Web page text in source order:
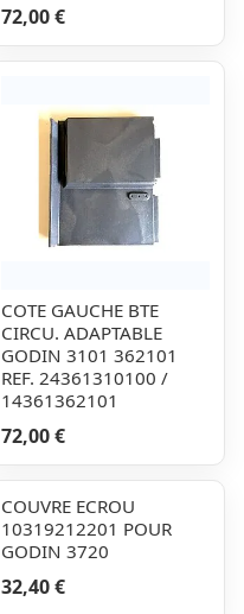
72,00 €
COTE GAUCHE BTE
CIRCU. ADAPTABLE
GODIN 3101 362101
REF. 24361310100 /
14361362101
72,00 €
COUVRE ECROU
10319212201 POUR
GODIN 3720
32,40 €